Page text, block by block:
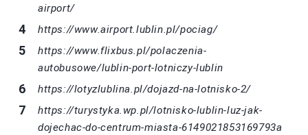
airport/
https://www.airport.lublin.pl/pociag/
https://www.flixbus.pl/polaczenia-
autobusowe/lublin-port-lotniczy-lublin
https://lotyzlublina.pl/dojazd-na-lotnisko-2/
https://turystyka.wp.pl/lotnisko-lublin-luz-jak-
dojechac-do-centrum-miasta-6149021853169793a